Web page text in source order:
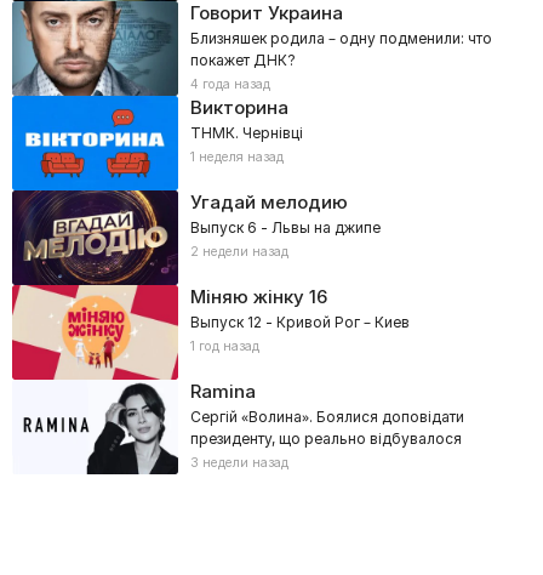
Говорит Украина
Близняшек родила – одну подменили: что
покажет ДНК?
4 года назад
Викторина
ТНМК. Чернівці
1 неделя назад
Угадай мелодию
Выпуск 6 - Львы на джипе
2 недели назад
Міняю жінку16
Выпуск 12 - Кривой Рог – Киев
1 год назад
Ramina
Сергій «Волина». Боялися доповідати
президенту, що реально відбувалося
3 недели назад